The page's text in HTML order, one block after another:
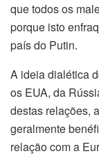
que todos os
porque isto
país do Putin.
A ideia dialética
os EUA, da
destas relações,
geralmente
relação com a